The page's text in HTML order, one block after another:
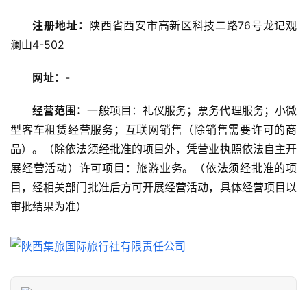
热
门
景
点
游
息
注册地址： 陕西省西安市高新区科技二路76号龙记观
澜山4-502
网址： -
经营范围：一般项目：礼仪服务；票务代理服务；小微
型客车租赁经营服务；互联网销售（除销售需要许可的商
品）。（除依法须经批准的项目外，凭营业执照依法自主开
展经营活动）许可项目：旅游业务。（依法须经批准的项
目，经相关部门批准后方可开展经营活动，具体经营项目以
审批结果为准）